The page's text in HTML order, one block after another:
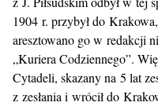
1904 r. przybył do
aresztowano go w redakcji
„Kuriera Codziennego”.
Cytadeli, skazany na 5 lat
z zesłania i wrócił do